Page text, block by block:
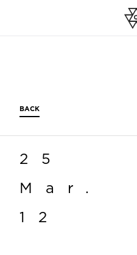
BACK
25
Mar.
12